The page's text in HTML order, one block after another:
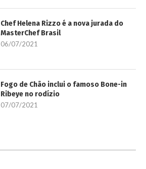
Chef Helena Rizzo é a nova jurada do
MasterChef Brasil
06/07/2021
Fogo de Chão inclui o famoso Bone-in
Ribeye no rodízio
07/07/2021